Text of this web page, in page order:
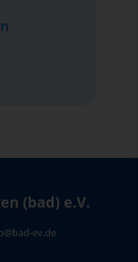
(bad) e.V.
ev.de